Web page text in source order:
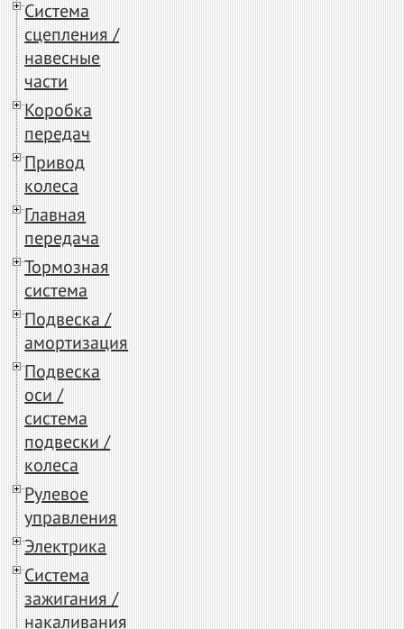
Система
сцепления /
навесные
части
Коробка
передач
Привод
колеса
Главная
передача
Тормозная
система
Подвеска /
амортизация
Подвеска
оси /
система
подвески /
колеса
Рулевое
управления
Электрика
Система
зажигания /
накаливания